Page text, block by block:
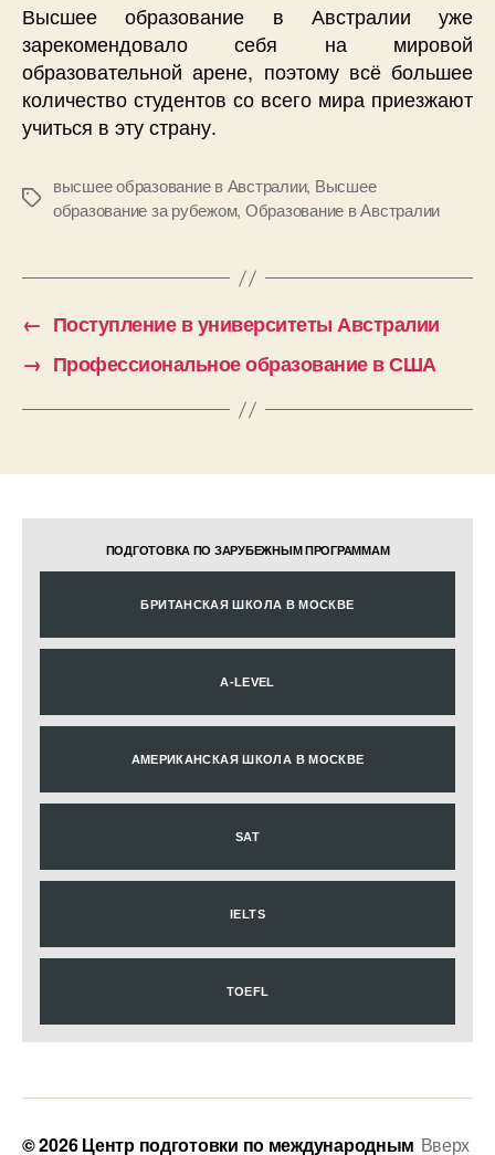
Высшее образование в Австралии уже
зарекомендовало себя на мировой
образовательной арене, поэтому всё большее
количество студентов со всего мира приезжают
учиться в эту страну.
Метки
высшее образование в Австралии, Высшее
образование за рубежом, Образование в Австралии
← Поступление в университеты Австралии
→ Профессиональное образование в США
ПОДГОТОВКА ПО ЗАРУБЕЖНЫМ ПРОГРАММАМ
БРИТАНСКАЯ ШКОЛА В МОСКВЕ
A-LEVEL
АМЕРИКАНСКАЯ ШКОЛА В МОСКВЕ
SAT
IELTS
TOEFL
© 2026Центр подготовки по международным Вверх